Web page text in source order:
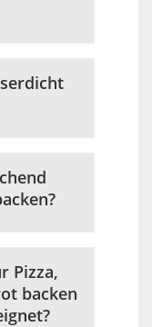
Pizza,
backen